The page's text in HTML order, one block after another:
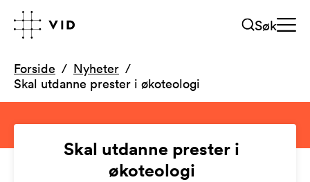
Søk
Forside
Nyheter
Skal utdanne prester i økoteologi
Skal utdanne prester i
økoteologi